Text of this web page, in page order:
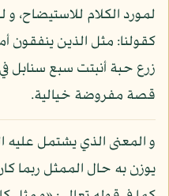
لمورد الكلام للاستيضاح، و
كقولنا: مثل الذين ينفقون
زرع حبة أنبتت سبع سنابل
قصة مفروضة خيالية.
و المعنى الذي يشتمل عليه
يوزن به حال الممثل ربما